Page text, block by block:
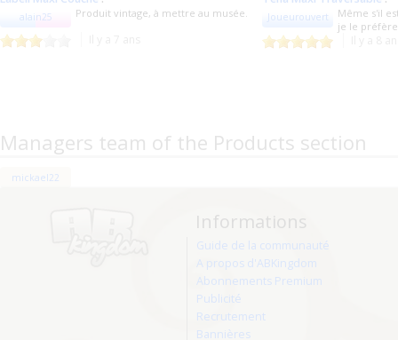
alain25 Produit vintage, à mettre au musée. Joueurouvert
Même s'il
je le
Managers team of the Products section
mickael22
Informations
Guide de la communauté
A propos d'ABKingdom
Abonnements Premium
Publicité
Recrutement
Bannières